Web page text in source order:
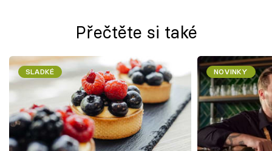
Přečtěte si také
SLADKÉ NOVINKY